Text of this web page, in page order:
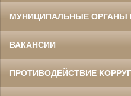
МУНИЦИПАЛЬНЫЕ ОРГАНЫ
ВАКАНСИИ
ПРОТИВОДЕЙСТВИЕ